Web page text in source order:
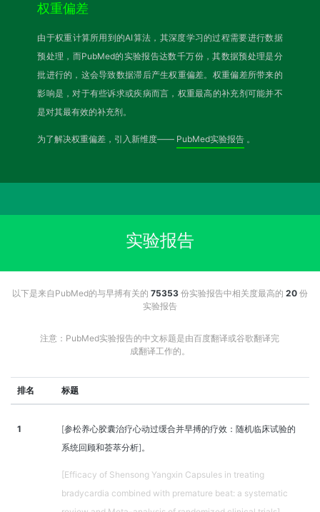
权重偏差
由于权重计算所用到的AI算法，其深度学习的过程需要进行数据
预处理，而PubMed的实验报告达数千万份，其数据预处理是分
批进行的，这会导致数据滞后产生权重偏差。权重偏差所带来的
影响是，对于有些诉求或疾病而言，权重最高的补充剂可能并不
是对其最有效的补充剂。
为了解决权重偏差，引入新维度—— PubMed实验报告 。
实验报告
以下是来自PubMed的与早搏有关的 75353 份实验报告中相关度最高的 20 份
实验报告
注意：PubMed实验报告的中文标题是由百度翻译或谷歌翻译完
成翻译工作的。
排名 标题
1
[参松养心胶囊治疗心动过缓合并早搏的疗效：随机临床试验的
系统回顾和荟萃分析]。
[Efficacy of Shensong Yangxin Capsules in treating
bradycardia combined with premature beat: a systematic